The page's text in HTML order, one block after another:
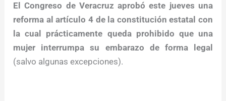
El Congreso de Veracruz aprobó este jueves una
reforma al artículo 4 de la constitución estatal con
la cual prácticamente queda prohibido que una
mujer interrumpa su embarazo de forma legal
(salvo algunas excepciones).